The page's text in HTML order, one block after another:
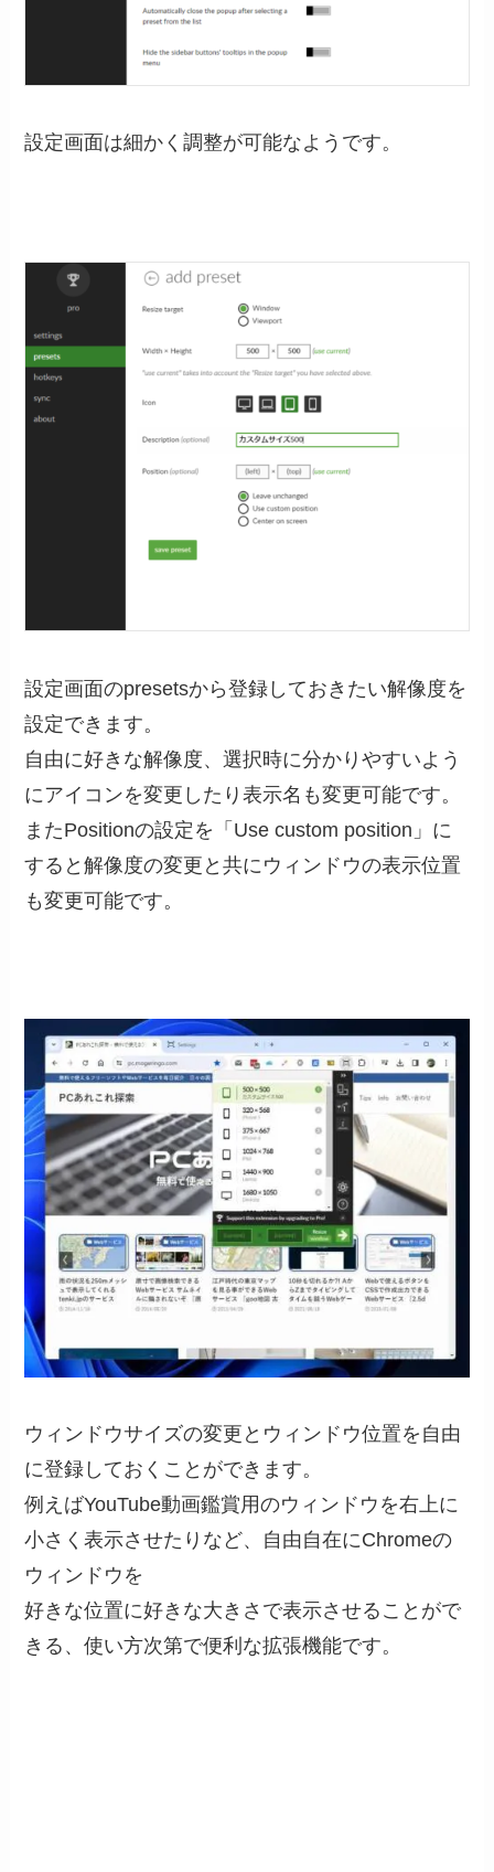
設定画面は細かく調整が可能なようです。
設定画面のpresetsから登録しておきたい解像度を
設定できます。
自由に好きな解像度、選択時に分かりやすいよう
にアイコンを変更したり表示名も変更可能です。
またPositionの設定を「Use custom position」に
すると解像度の変更と共にウィンドウの表示位置
も変更可能です。
ウィンドウサイズの変更とウィンドウ位置を自由
に登録しておくことができます。
例えばYouTube動画鑑賞用のウィンドウを右上に
小さく表示させたりなど、自由自在にChromeの
ウィンドウを
好きな位置に好きな大きさで表示させることがで
きる、使い方次第で便利な拡張機能です。